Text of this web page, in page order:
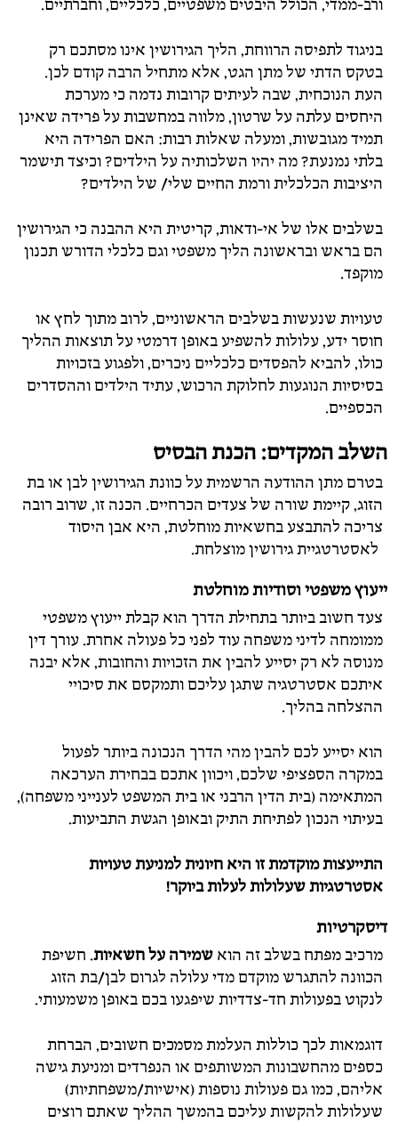
ורב-ממדי, הכולל היבטים משפטיים, כלכליים, וחברתיים.
בניגוד לתפיסה הרווחת, הליך הגירושין אינו מסתכם רק
בטקס הדתי של מתן הגט, אלא מתחיל הרבה קודם לכן.
העת הנוכחית, שבה לעיתים קרובות נדמה כי מערכת
היחסים עלתה על שרטון, מלווה במחשבות על פרידה שאינן
תמיד מגובשות, ומעלה שאלות רבות: האם הפרידה היא
בלתי נמנעת? מה יהיו השלכותיה על הילדים? וכיצד תישמר
היציבות הכלכלית ורמת החיים שלי/ של הילדים?
בשלבים אלו של אי-ודאות, קריטית היא ההבנה כי הגירושין
הם בראש ובראשונה הליך משפטי וגם כלכלי הדורש תכנון
מוקפד.
טעויות שנעשות בשלבים הראשוניים, לרוב מתוך לחץ או
חוסר ידע, עלולות להשפיע באופן דרמטי על תוצאות ההליך
כולו, להביא להפסדים כלכליים ניכרים, ולפגוע בזכויות
בסיסיות הנוגעות לחלוקת הרכוש, עתיד הילדים וההסדרים
הכספיים.
השלב המקדים: הכנת הבסיס
בטרם מתן ההודעה הרשמית על כוונת הגירושין לבן או בת
הזוג, קיימת שורה של צעדים הכרחיים. הכנה זו, שרוב רובה
צריכה להתבצע בחשאיות מוחלטת, היא אבן היסוד
לאסטרטגיית גירושין מוצלחת.
ייעוץ משפטי וסודיות מוחלטת
צעד חשוב ביותר בתחילת הדרך הוא קבלת ייעוץ משפטי
ממומחה לדיני משפחה עוד לפני כל פעולה אחרת. עורך דין
מנוסה לא רק יסייע להבין את הזכויות והחובות, אלא יבנה
איתכם אסטרטגיה שתגן עליכם ותמקסם את סיכויי
ההצלחה בהליך.
הוא יסייע לכם להבין מהי הדרך הנכונה ביותר לפעול
במקרה הספציפי שלכם, ויכוון אתכם בבחירת הערכאה
המתאימה (בית הדין הרבני או בית המשפט לענייני משפחה),
בעיתוי הנכון לפתיחת התיק ובאופן הגשת התביעות.
התייעצות מוקדמת זו היא חיונית למניעת טעויות
אסטרטגיות שעלולות לעלות ביוקר!
דיסקרטיות
מרכיב מפתח בשלב זה הוא שמירה על חשאיות. חשיפת
הכוונה להתגרש מוקדם מדי עלולה לגרום לבן/בת הזוג
לנקוט בפעולות חד-צדדיות שיפגעו בכם באופן משמעותי.
דוגמאות לכך כוללות העלמת מסמכים חשובים, הברחת
כספים מהחשבונות המשותפים או הנפרדים ומניעת גישה
אליהם, כמו גם פעולות נוספות (אישיות/משפחתיות)
שעלולות להקשות עליכם בהמשך ההליך שאתם רוצים